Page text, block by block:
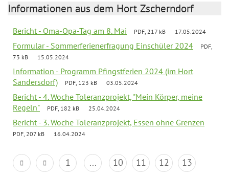
Informationen aus dem Hort Zscherndorf
Bericht - Oma-Opa-Tag am 8. Mai PDF, 217 kB 17.05.2024
Formular - Sommerferienerfragung Einschüler 2024
PDF,
73 kB
15.05.2024
Information - Programm Pfingstferien 2024 (im Hort
Sandersdorf)
PDF, 123 kB 03.05.2024
Bericht - 4. Woche Toleranzprojekt, "Mein Körper, meine
Regeln"
PDF, 182 kB 25.04.2024
Bericht - 3. Woche Toleranzprojekt, Essen ohne Grenzen
PDF, 207 kB 16.04.2024
1 ... 10 11 12
13